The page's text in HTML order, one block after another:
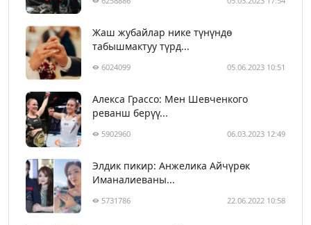
Жаш жубайлар нике түнүндө
табышмактуу түрд...
6024099 05.06.2023 10:51
Алекса Грассо: Мен Шевченкого
реванш берүү...
5902960 06.03.2023 12:49
Элдик пикир: Анжелика Айчүрөк
Иманалиеваны...
5731786 22.06.2022 10:58